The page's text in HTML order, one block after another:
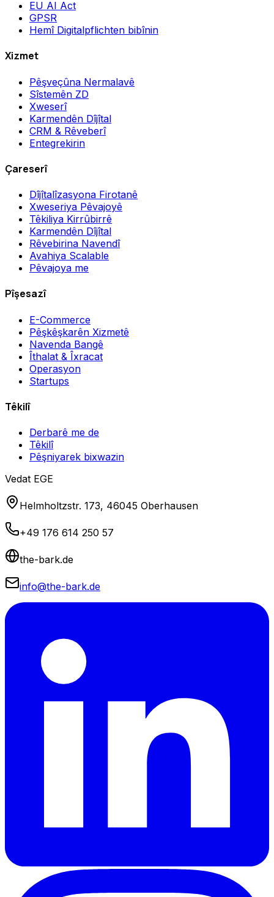
EU AI Act
GPSR
Hemî Digitalpflichten bibînin
Xizmet
Pêşveçûna Nermalavê
Sîstemên ZD
Xweserî
Karmendên Dîjîtal
CRM & Rêveberî
Entegrekirin
Çareserî
Dîjîtalîzasyona Firotanê
Xweseriya Pêvajoyê
Têkiliya Kirrûbirrê
Karmendên Dîjîtal
Rêvebirina Navendî
Avahiya Scalable
Pêvajoya me
Pîşesazî
E-Commerce
Pêşkêşkarên Xizmetê
Navenda Bangê
Îthalat & Îxracat
Operasyon
Startups
Têkilî
Derbarê me de
Têkilî
Pêşniyarek bixwazin
Vedat EGE
Helmholtzstr. 173, 46045 Oberhausen
+49 176 614 250 57
the-bark.de
info@the-bark.de